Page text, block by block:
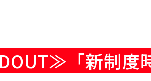
「新制度